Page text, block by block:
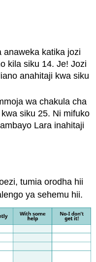
anaweka katika jozi
kila siku 14. Je! Jozi
anahitaji kwa siku
wa chakula cha
siku 25. Ni mifuko
Lara inahitaji
tumia orodha hii
ya sehemu hii.